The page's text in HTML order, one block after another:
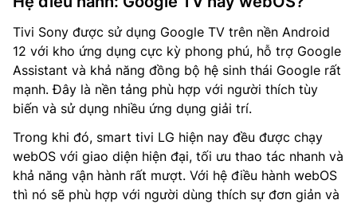
Tivi Sony được sử dụng Google TV trên nền Android
12 với kho ứng dụng cực kỳ phong phú, hỗ trợ Google
Assistant và khả năng đồng bộ hệ sinh thái Google rất
mạnh. Đây là nền tảng phù hợp với người thích tùy
biến và sử dụng nhiều ứng dụng giải trí.
Trong khi đó, smart tivi LG hiện nay đều được chạy
webOS với giao diện hiện đại, tối ưu thao tác nhanh và
khả năng vận hành rất mượt. Với hệ điều hành webOS
thì nó sẽ phù hợp với người dùng thích sự đơn giản và